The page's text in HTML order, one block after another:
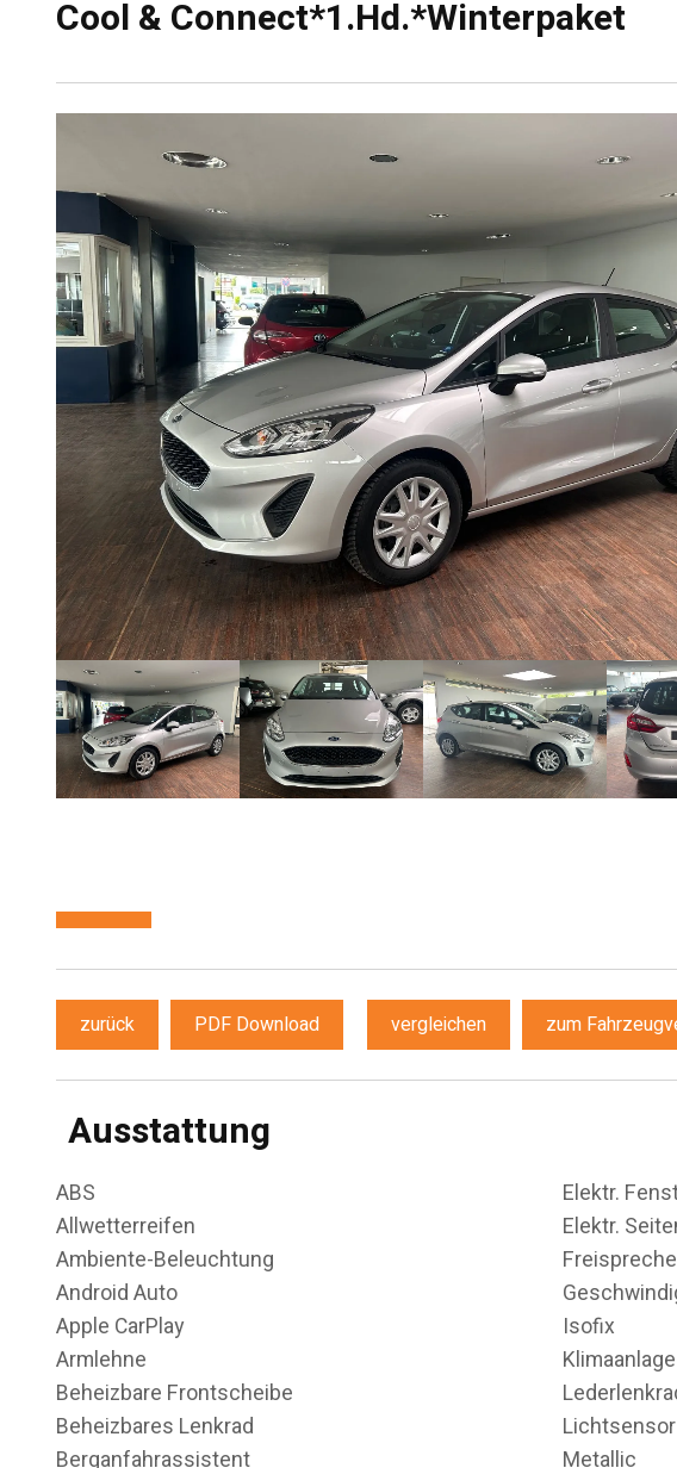
Cool & Connect*1.Hd.*Winterpaket
zurück PDF Download vergleichen zum
Ausstattung
ABS
Allwetterreifen
Ambiente-Beleuchtung
Android Auto
Apple CarPlay
Armlehne
Beheizbare Frontscheibe
Beheizbares Lenkrad
Berganfahrassistent
Elektr.
Elektr.
Isofix
Klimaanlage
Lichtsensor
Metallic